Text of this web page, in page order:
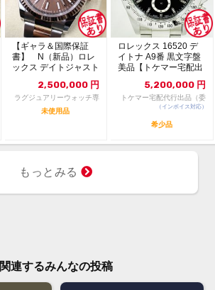
【ギャラ＆国際保証
書】 N（新品）ロレ
ックス デイトジャスト
2,500,000 円
ラグジュアリーウォッチ専
門店：R/M
未使用品
ロレックス 16520 デ
イトナ A9番 黒文字盤
美品【トケマー宅配出
5,200,000 円
トケマー宅配代行出品（委
託販売）
（インボイス対応）
希少品
もっとみる
関連するみんなの投稿